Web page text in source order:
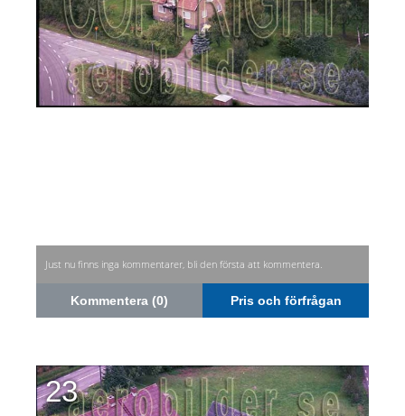
Just nu finns inga kommentarer, bli den första att kommentera.
Kommentera (0) Pris och förfrågan
23